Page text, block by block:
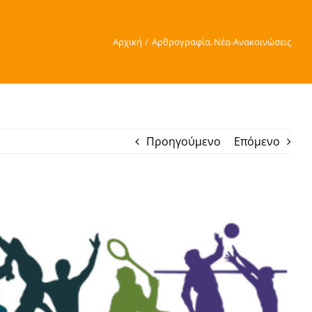
Αρχική Αρθρογραφία Νέα-Ανακοινώσεις
Προηγούμενο Επόμενο